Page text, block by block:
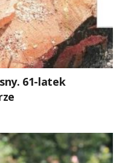
61-latek